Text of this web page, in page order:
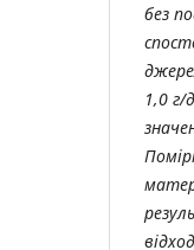
без
1,0 г/